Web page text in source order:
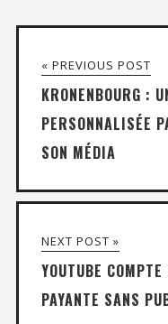
« PREVIOUS POST
KRONENBOURG :
PERSONNALISÉE
SON MÉDIA
NEXT POST »
YOUTUBE COMPTE
PAYANTE SANS